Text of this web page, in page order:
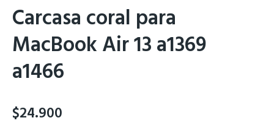
Carcasa coral para
MacBook Air 13 a1369
a1466
$24.900